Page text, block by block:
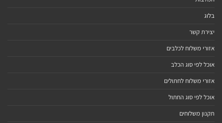
בלוג
יצירת קשר
אזורי משלוח לכלבים
אוכל לפי סוג הכלב
אזורי משלוח לחתולים
אוכל לפי סוג החתול
תקנון משלוחים